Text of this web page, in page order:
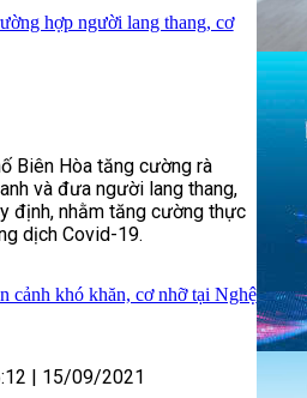
hợp người lang thang, cơ
Biên Hòa tăng cường rà
và đưa người lang thang,
định, nhằm tăng cường thực
dịch Covid-19.
cảnh khó khăn, cơ nhỡ tại Nghệ
| 15/09/2021